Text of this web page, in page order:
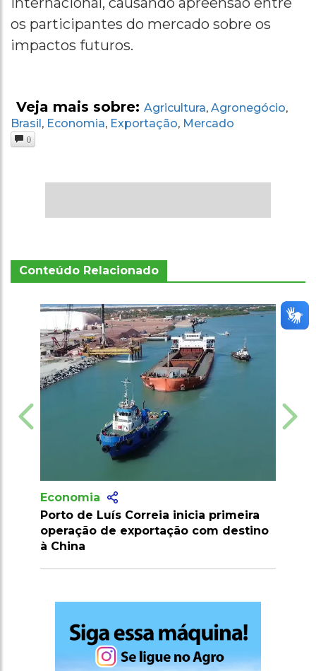
os participantes do mercado sobre os
impactos futuros.
Veja mais sobre: Agricultura, Agronegócio,
Brasil , Economia, Exportação, Mercado
0
Conteúdo Relacionado
Economia
Porto de Luís Correia inicia primeira
operação de exportação com destino
à China
SLC
algodoeira